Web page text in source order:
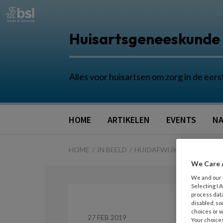
Huisartsgeneeskunde
Alles voor huisartsen om zorg in de
HOME ARTIKELEN EVENTS
HOME IN BEELD HUIDAFWIJKINGEN BIJ
27 FEB 2019
We Care
We and our
Selecting I
process
disabled,
choices or
Your